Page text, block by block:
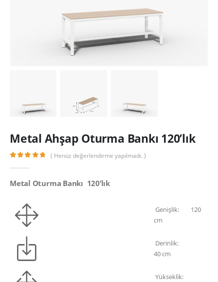
Metal Ahşap Oturma Bankı 120’lık
( Henüz değerlendirme yapılmadı. )
Metal Oturma Bankı 120’lık
Genişlik: 120
cm
Derinlik:
40 cm
Yükseklik: